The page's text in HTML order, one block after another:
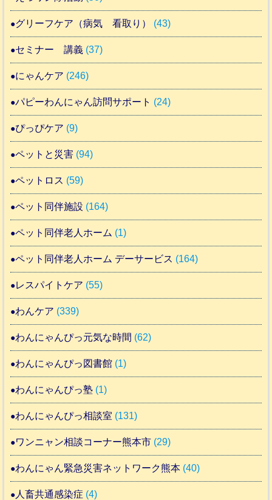
グリーフケア（病気 看取り） (43)
セミナー 講義 (37)
にゃんケア (246)
パピーわんにゃん訪問サポート (24)
ぴっぴケア (9)
ペットと災害 (94)
ペットロス (59)
ペット同伴施設 (164)
ペット同伴老人ホーム (1)
ペット同伴老人ホーム デーサービス (164)
レスパイトケア (55)
わんケア (339)
わんにゃんぴっ元気な時間 (62)
わんにゃんぴっ図書館 (1)
わんにゃんぴっ塾 (1)
わんにゃんぴっ相談室 (131)
ワンニャン相談コーナー熊本市 (29)
わんにゃん緊急災害ネットワーク熊本 (40)
人畜共通感染症 (4)